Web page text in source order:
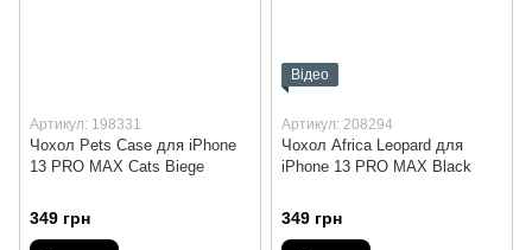
Артикул: 198331
Чохол Pets Case для iPhone
13 PRO MAX Cats Biege
349 грн
Відео
Артикул: 208294
Чохол Africa Leopard для
iPhone 13 PRO MAX Black
349 грн